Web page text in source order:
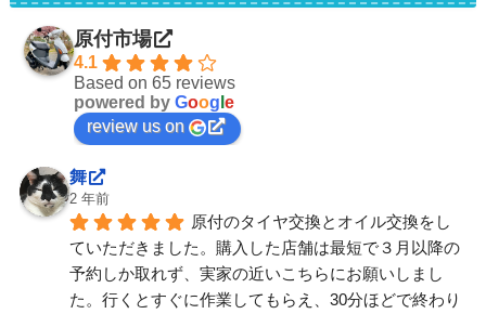
原付市場
4.1
Based on 65 reviews
powered by Goog e
review us on
舞
2 年前
原付のタイヤ交換とオイル交換をし
ていただきました。購入した店舗は最短で３月以降の
予約しか取れず、実家の近いこちらにお願いしまし
た。行くとすぐに作業してもらえ、30分ほどで終わり